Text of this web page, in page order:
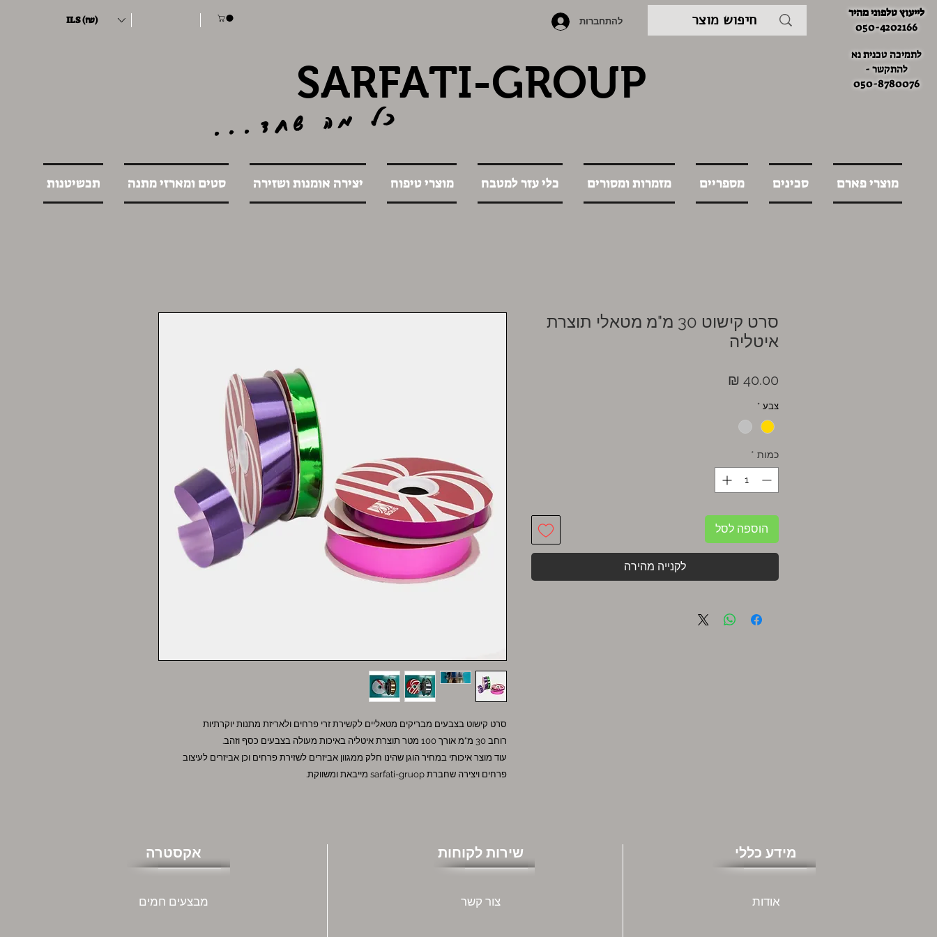
לייעוץ טלפוני מהיר
050-4202166
לתמיכה טכנית נא
להתקשר -
050-8780076
ILS (₪) להתחברות
SARFATI-GROUP
כל מה שחד...
מוצרי פארם סכינים מספריים מזמרות ומסורים כלי עזר למטבח מוצרי טיפוח יצירה אומנות ושזירה סטים ומארזי מתנה תכשיטנות
סרט קישוט בצבעים מבריקים מטאליים לקשירת זרי פרחים ולאריזת מתנות יוקרתיות
רוחב 30 מ"מ אורך 100 מטר תוצרת איטליה באיכות מעולה בצבעים כסף וזהב.
עוד מוצר איכותי במחיר הוגן שהינו חלק ממגוון אביזרים לשזירת פרחים וכן אביזרים לעיצוב
פרחים ויצירה שחברת sarfati-gruop מייבאת ומשווקת.
סרט קישוט 30 מ"מ מטאלי תוצרת
איטליה
צבע *
כמות *
הוספה לסל
לקנייה מהירה
אקסטרה
מבצעים חמים
שירות לקוחות
צור קשר
מידע כללי
אודות